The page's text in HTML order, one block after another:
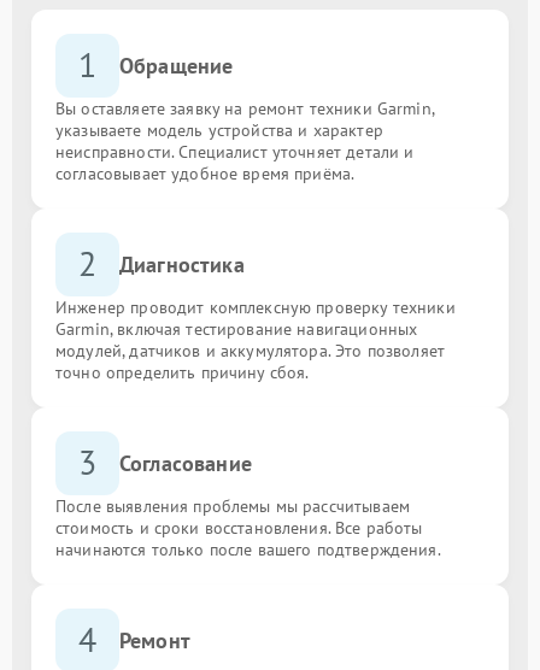
1 Обращение
Вы оставляете заявку на ремонт техники Garmin,
указываете модель устройства и характер
неисправности. Специалист уточняет детали и
согласовывает удобное время приёма.
2 Диагностика
Инженер проводит комплексную проверку техники
Garmin, включая тестирование навигационных
модулей, датчиков и аккумулятора. Это позволяет
точно определить причину сбоя.
3 Согласование
После выявления проблемы мы рассчитываем
стоимость и сроки восстановления. Все работы
начинаются только после вашего подтверждения.
4 Ремонт